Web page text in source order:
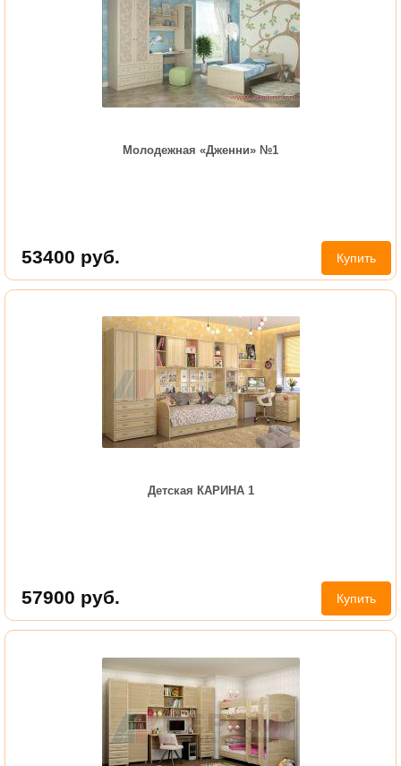
Молодежная «Дженни» №1
53400 руб. Купить
Детская КАРИНА 1
57900 руб. Купить